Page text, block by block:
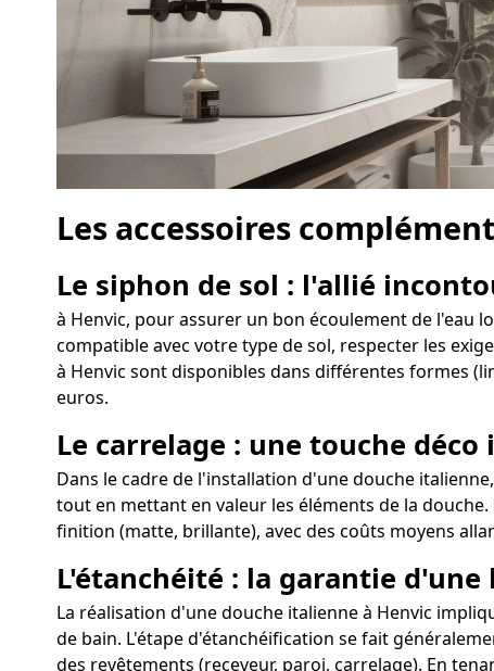
Les accessoires
Le siphon de sol : l'allié
à Henvic, pour assurer un bon écoulement de l'eau
compatible avec votre type de sol, respecter les
à Henvic sont disponibles dans différentes formes
euros.
Le carrelage : une touche
Dans le cadre de l'installation d'une douche
tout en mettant en valeur les éléments de la
finition (matte, brillante), avec des coûts moyens
L'étanchéité : la garantie
La réalisation d'une douche italienne à Henvic
de bain. L'étape d'étanchéification se fait
des revêtements (receveur, paroi, carrelage). En